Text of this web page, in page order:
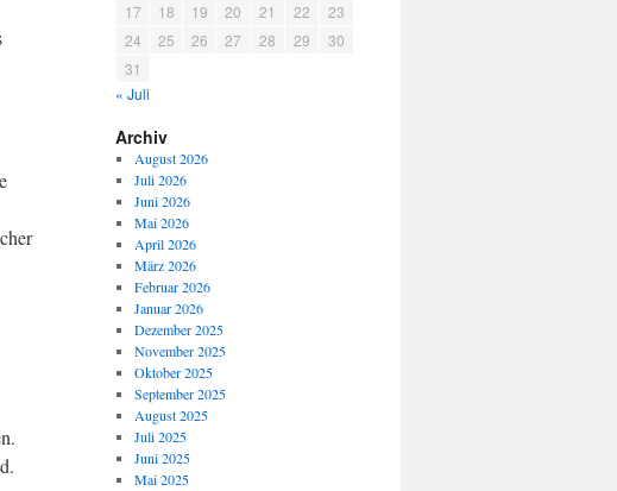
17
18 19 20 21 22
23
24
25 26 27 28 29
30
31
« Juli
Archiv
August 2026
Juli 2026
Juni 2026
Mai 2026
April 2026
März 2026
Februar 2026
Januar 2026
Dezember 2025
November 2025
Oktober 2025
September 2025
August 2025
Juli 2025
Juni 2025
Mai 2025